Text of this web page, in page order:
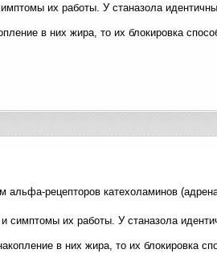
их работы. У станазола
в них жира, то их блокировка
альфа-рецепторов катехоламинов
симптомы их работы. У станазола
в них жира, то их блокировка